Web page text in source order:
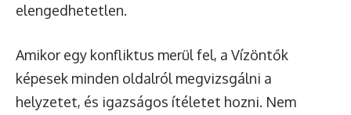
elengedhetetlen.
Amikor egy konfliktus merül fel, a Vízöntők
képesek minden oldalról megvizsgálni a
helyzetet, és igazságos ítéletet hozni. Nem